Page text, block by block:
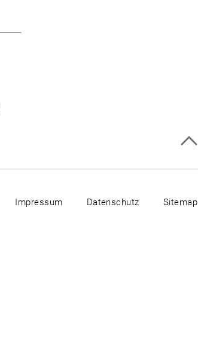
Impressum Datenschutz Sitemap